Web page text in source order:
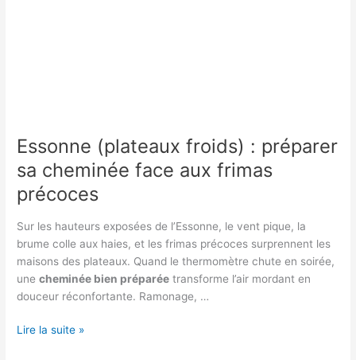
Essonne (plateaux froids) : préparer
sa cheminée face aux frimas
précoces
Sur les hauteurs exposées de l’Essonne, le vent pique, la
brume colle aux haies, et les frimas précoces surprennent les
maisons des plateaux. Quand le thermomètre chute en soirée,
unecheminée bien préparée transforme l’air mordant en
douceur réconfortante. Ramonage, …
Essonne
Lire la suite »